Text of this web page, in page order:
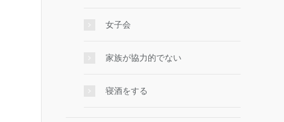
女子会
家族が協力的でない
寝酒をする